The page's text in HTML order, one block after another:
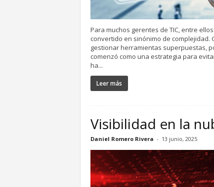
Para muchos gerentes de TIC, entre
convertido en sinónimo de
gestionar herramientas superpuestas,
comenzó como una estrategia para
ha...
Leer más
Visibilidad en la
Daniel Romero Rivera - 13 junio, 2025